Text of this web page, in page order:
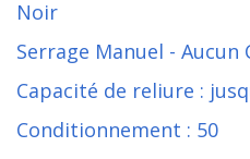
Noir
Serrage Manuel - Aucun
Capacité de reliure :
Conditionnement : 50